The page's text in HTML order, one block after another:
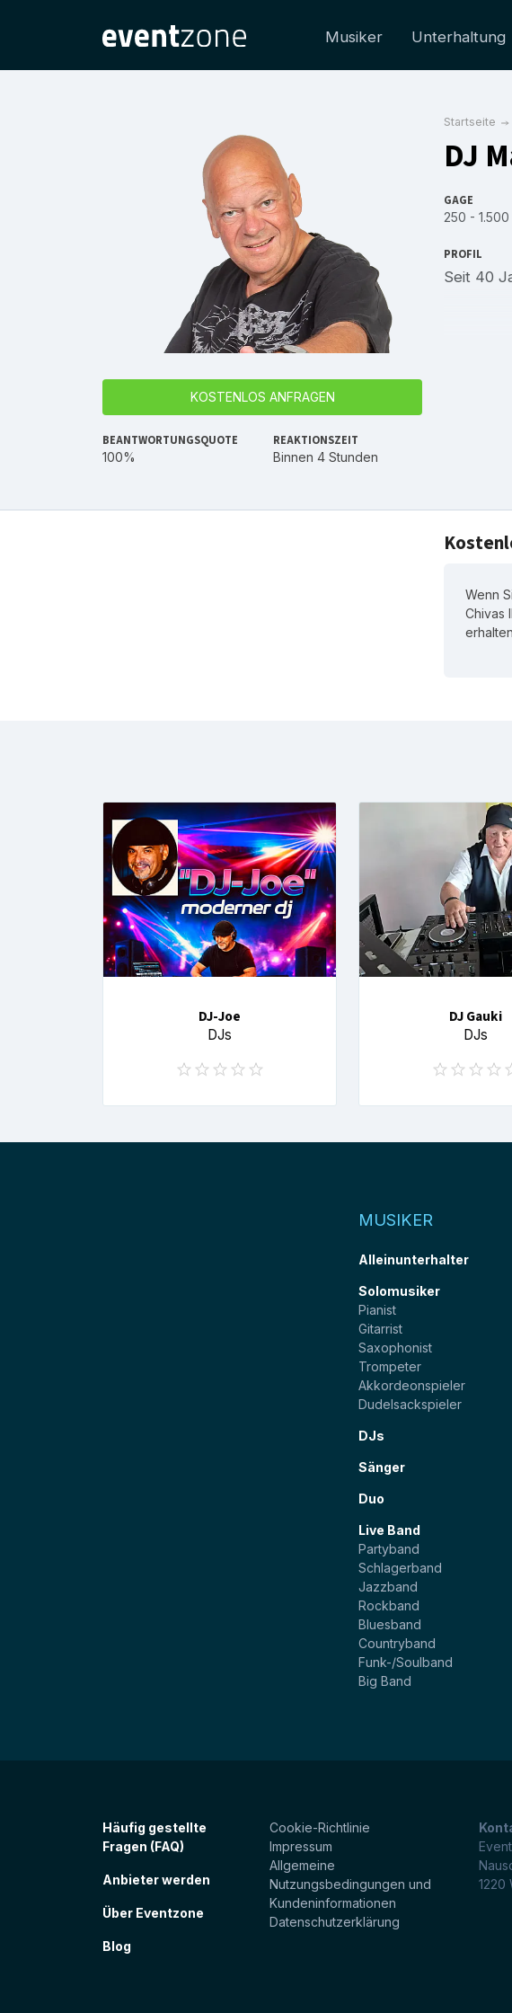
Musiker Unterhaltung
KOSTENLOS ANFRAGEN
BEANTWORTUNGSQUOTE
100%
REAKTIONSZEIT
Binnen 4 Stunden
Startseite
DJ
GAGE
250 -
PROFIL
Seit 40
Wenn
Chivas
DJ-Joe
DJs
DJ Gauki
DJs
MUSIKER
Alleinunterhalter
Solomusiker
Pianist
Gitarrist
Saxophonist
Trompeter
Akkordeonspieler
Dudelsackspieler
DJs
Sänger
Duo
Live Band
Partyband
Schlagerband
Jazzband
Rockband
Bluesband
Countryband
Funk-/Soulband
Big Band
Häufig gestellte
Fragen (FAQ)
Anbieter werden
Über Eventzone
Blog
Cookie-Richtlinie
Impressum
Allgemeine
Nutzungsbedingungen und
Kundeninformationen
Datenschutzerklärung
1220